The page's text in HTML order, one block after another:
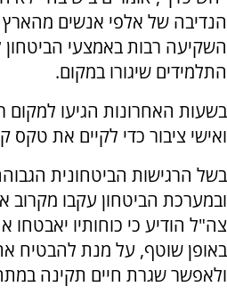
הנדיבה של אלפי אנשים
השקיעה רבות באמצעי
התלמידים שיגורו במקום.
בשעות האחרונות הגיעו למקום
ואישי ציבור כדי לקיים את טקס
בשל הרגישות הביטחונית
ובמערכת הביטחון עקבו
צה"ל הודיע כי כוחותיו
באופן שוטף, על מנת להבטיח
ולאפשר שגרת חיים תקינה